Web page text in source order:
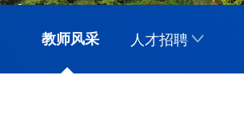
教师风采 人才招聘